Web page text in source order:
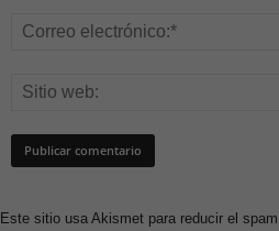
Este sitio usa Akismet para reducir el spam.